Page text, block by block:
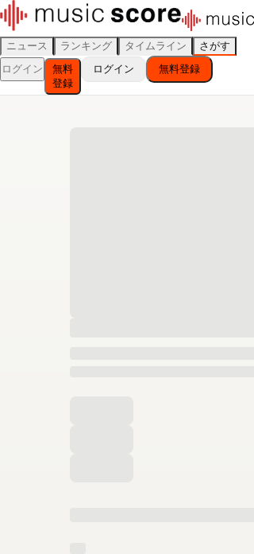
ニュース ランキング タイムライン
さがす
ログイン
無料
登録
ログイン 無料登録